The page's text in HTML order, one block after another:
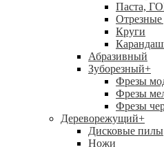
Паста,
Отрезные
Круги
Абразивный
Зуборезный+
Фрезы
Фрезы
Фрезы
Дереворежущий+
Дисковые пилы
Ножи